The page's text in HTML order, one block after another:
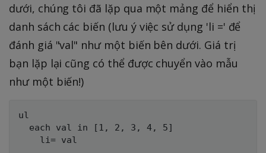
dưới, chúng tôi đã lặp qua một mảng để hiển thị
danh sách các biến (lưu ý việc sử dụng 'li =' để
đánh giá "val" như một biến bên dưới. Giá trị
bạn lặp lại cũng có thể được chuyển vào mẫu
như một biến!)
ul
  each val in [1, 2, 3, 4, 5]